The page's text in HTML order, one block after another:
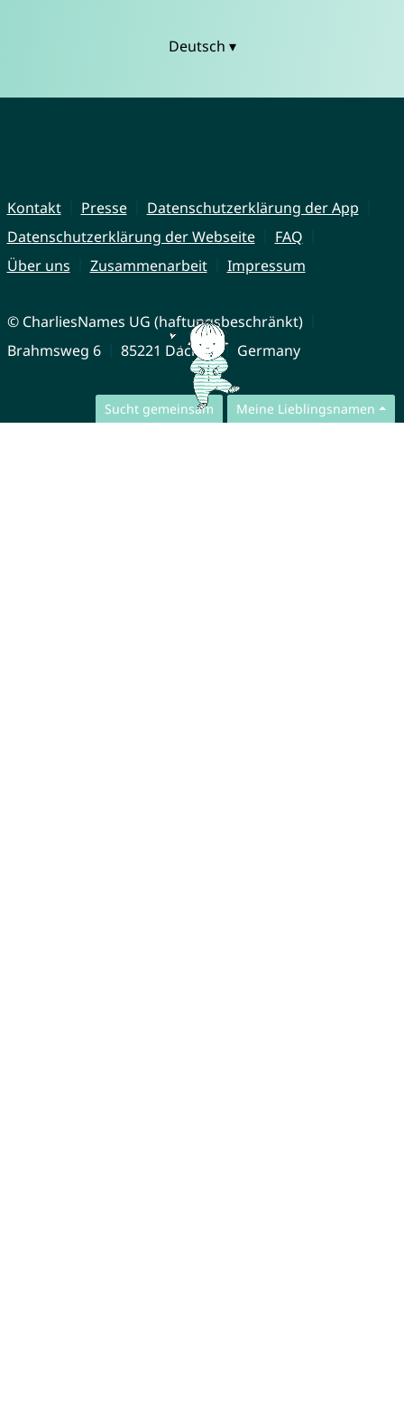
Sucht gemeinsam Meine Lieblingsnamen
Deutsch ▾
Kontakt Presse
Datenschutzerklärung der App
Datenschutzerklärung der Webseite
FAQ
Über uns
Zusammenarbeit Impressum
© CharliesNames UG (haftungsbeschränkt)
Brahmsweg 6
85221 Dachau Germany